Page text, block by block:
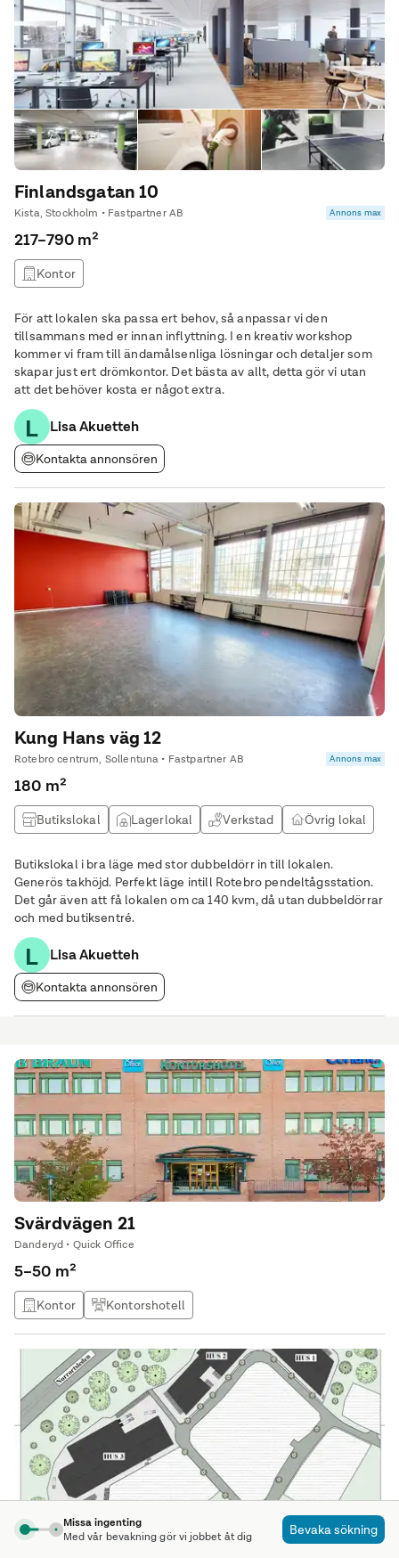
Finlandsgatan 10
Kista, Stockholm • Fastpartner AB Annons max
217–790 m²
Kontor
För att lokalen ska passa ert behov, så anpassar vi den
tillsammans med er innan inflyttning. I en kreativ workshop
kommer vi fram till ändamålsenliga lösningar och detaljer som
skapar just ert drömkontor. Det bästa av allt, detta gör vi utan
att det behöver kosta er något extra.
L Lisa Akuetteh
Kontakta annonsören
Kung Hans väg 12
Rotebro centrum, Sollentuna • Fastpartner AB Annons max
180 m²
Butikslokal Lagerlokal Verkstad Övrig lokal
Butikslokal i bra läge med stor dubbeldörr in till lokalen.
Generös takhöjd. Perfekt läge intill Rotebro pendeltågsstation.
Det går även att få lokalen om ca 140 kvm, då utan dubbeldörrar
och med butiksentré.
L Lisa Akuetteh
Kontakta annonsören
Svärdvägen 21
Danderyd • Quick Office
5–50 m²
Kontor Kontorshotell
Missa ingenting
Med vår bevakning gör vi jobbet åt dig
Bevaka sökning